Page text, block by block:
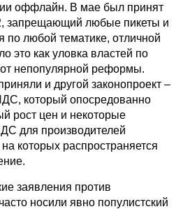
оффлайн. В мае был принят
запрещающий любые пикеты и
по любой тематике, отличной
это как уловка властей по
непопулярной реформы.
и другой законопроект –
который опосредованно
рост цен и некоторые
для производителей
которых распространяется
заявления против
носили явно популистский